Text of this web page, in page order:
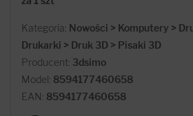
Kategoria: Nowości > Komputery >
Drukarki > Druk 3D > Pisaki 3D
Producent: 3dsimo
Model: 8594177460658
EAN: 8594177460658